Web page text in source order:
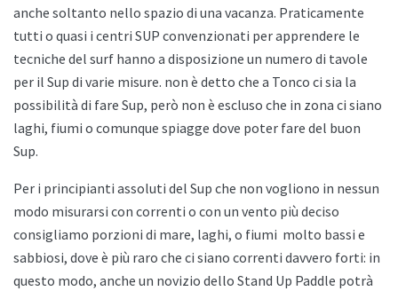
anche soltanto nello spazio di una vacanza. Praticamente
tutti o quasi i centri SUP convenzionati per apprendere le
tecniche del surf hanno a disposizione un numero di tavole
per il Sup di varie misure. non è detto che a Tonco ci sia la
possibilità di fare Sup, però non è escluso che in zona ci siano
laghi, fiumi o comunque spiagge dove poter fare del buon
Sup.
Per i principianti assoluti del Sup che non vogliono in nessun
modo misurarsi con correnti o con un vento più deciso
consigliamo porzioni di mare, laghi, o fiumi molto bassi e
sabbiosi, dove è più raro che ci siano correnti davvero forti: in
questo modo, anche un novizio dello Stand Up Paddle potrà